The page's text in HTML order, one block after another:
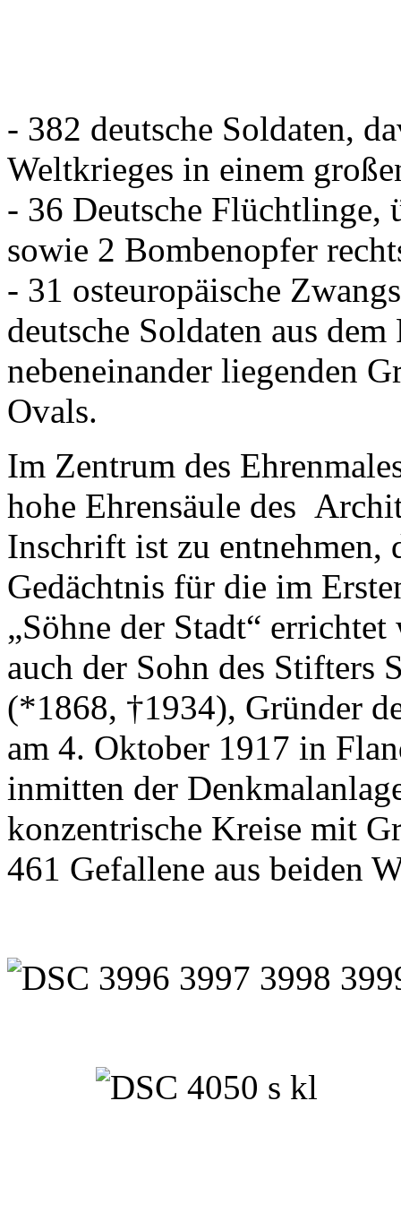
- 382 deutsche Soldaten,
Weltkrieges in einem
- 36 Deutsche Flüchtlinge,
sowie 2 Bombenopfer
- 31 osteuropäische
deutsche Soldaten aus
nebeneinander liegenden
Ovals.
Im Zentrum des
hohe Ehrensäule des
Inschrift ist zu entnehmen,
Gedächtnis für die im
„Söhne der Stadt“
auch der Sohn des Stifters
(*1868, †1934), Gründer
am 4. Oktober 1917 in
inmitten der
konzentrische Kreise mit
461 Gefallene aus beiden